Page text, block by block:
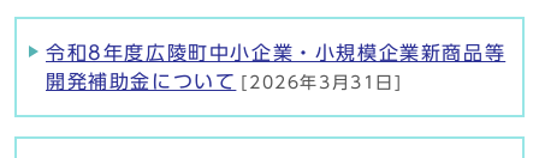
令和8年度広陵町中小企業・小規模企業新商品等
開発補助金について
[2026年3月31日]